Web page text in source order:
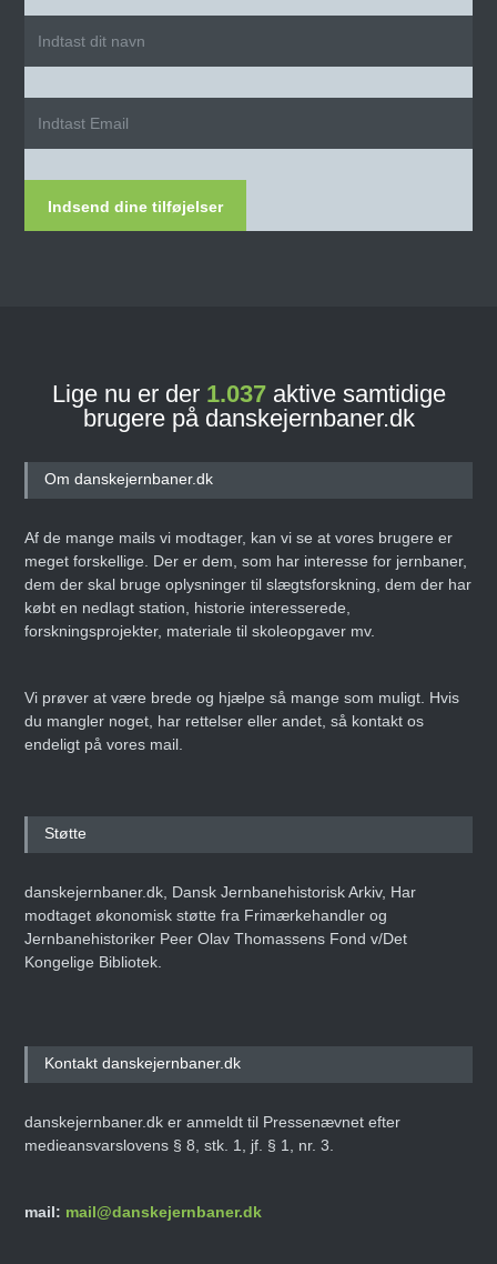
Indsend dine tilføjelser
Lige nu er der 1.037aktive samtidige
brugere på danskejernbaner.dk
Om danskejernbaner.dk
Af de mange mails vi modtager, kan vi se at vores brugere er
meget forskellige. Der er dem, som har interesse for jernbaner,
dem der skal bruge oplysninger til slægtsforskning, dem der har
købt en nedlagt station, historie interesserede,
forskningsprojekter, materiale til skoleopgaver mv.
Vi prøver at være brede og hjælpe så mange som muligt. Hvis
du mangler noget, har rettelser eller andet, så kontakt os
endeligt på vores mail.
Støtte
danskejernbaner.dk, Dansk Jernbanehistorisk Arkiv, Har
modtaget økonomisk støtte fra Frimærkehandler og
Jernbanehistoriker Peer Olav Thomassens Fond v/Det
Kongelige Bibliotek.
Kontakt danskejernbaner.dk
danskejernbaner.dk er anmeldt til Pressenævnet efter
medieansvarslovens § 8, stk. 1, jf. § 1, nr. 3.
mail: mail@danskejernbaner.dk